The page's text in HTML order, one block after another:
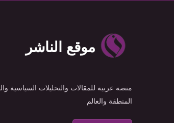
موقع الناشر
منصة عربية للمقالات والتحليلات السياسية
المنطقة والعالم